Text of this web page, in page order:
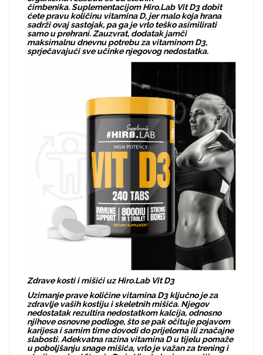
čimbenika. Suplementacijom Hiro.Lab Vit D3 dobit
ćete pravu količinu vitamina D, jer malo koja hrana
sadrži ovaj sastojak, pa ga je vrlo teško asimilirati
samo u prehrani. Zauzvrat, dodatak jamči
maksimalnu dnevnu potrebu za vitaminom D3,
sprječavajući sve učinke njegovog nedostatka.
Zdrave kosti i mišići uz Hiro.Lab Vit D3
Uzimanje prave količine vitamina D3 ključno je za
zdravlje vaših kostiju i skeletnih mišića. Njegov
nedostatak rezultira nedostatkom kalcija, odnosno
njihove osnovne podloge, što se pak očituje pojavom
karijesa i samim time dovodi do prijeloma ili značajne
slabosti. Adekvatna razina vitamina D u tijelu pomaže
u poboljšanju snage mišića, vrlo je važan za trening i